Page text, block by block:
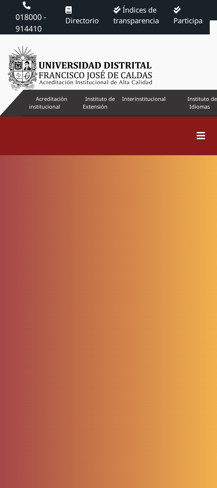
018000 -
914410
Directorio
Índices de
transparencia
Participa
Acreditación
institucional
Instituto de
Extensión
Interinstitucional
Instituto de
Idiomas